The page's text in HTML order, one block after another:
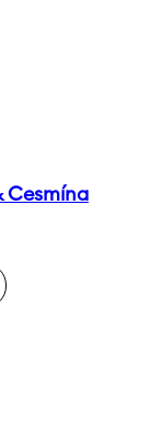
Cesmína